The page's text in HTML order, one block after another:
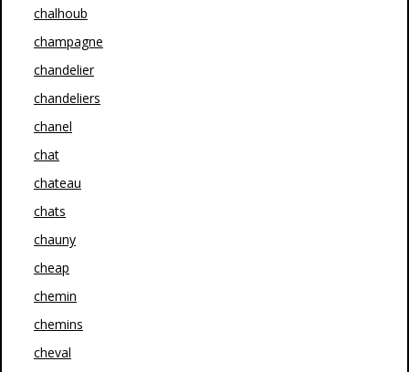
chalhoub
champagne
chandelier
chandeliers
chanel
chat
chateau
chats
chauny
cheap
chemin
chemins
cheval